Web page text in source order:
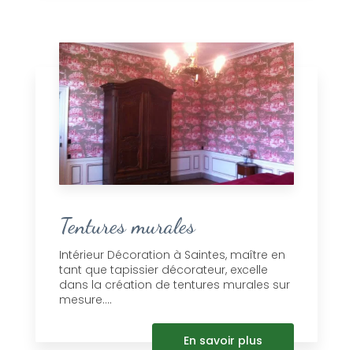
Tentures murales
Intérieur Décoration à Saintes, maître en
tant que tapissier décorateur, excelle
dans la création de tentures murales sur
mesure....
En savoir plus